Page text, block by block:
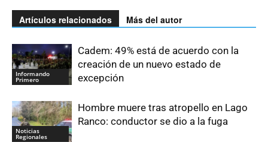
Artículos relacionados Más del autor
Informando
Primero
Cadem: 49% está de acuerdo con la
creación de un nuevo estado de
excepción
Noticias
Regionales
Hombre muere tras atropello en Lago
Ranco: conductor se dio a la fuga